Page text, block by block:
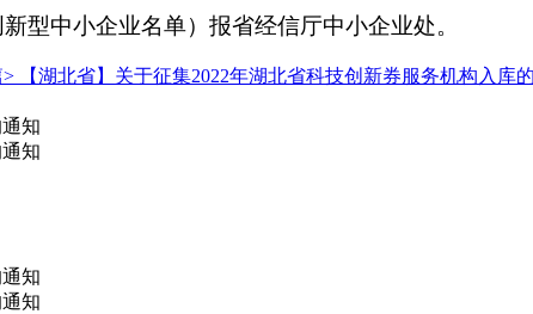
型中小企业名单）报省经信厅中小企业处。
>
【湖北省】关于征集2022年湖北省科技创新券服务机构入库
知
知
知
知